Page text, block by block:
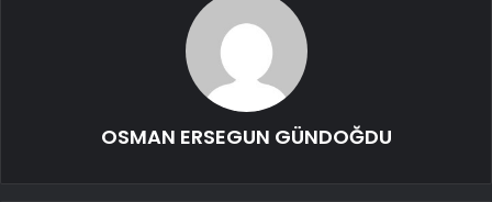
OSMAN ERSEGUN GÜNDOĞDU